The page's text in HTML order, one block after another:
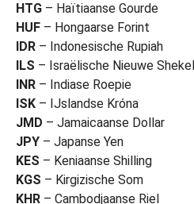
HTG – Haïtiaanse Gourde
HUF – Hongaarse Forint
IDR – Indonesische Rupiah
ILS – Israëlische Nieuwe Shekel
INR – Indiase Roepie
ISK – IJslandse Króna
JMD – Jamaicaanse Dollar
JPY – Japanse Yen
KES – Keniaanse Shilling
KGS – Kirgizische Som
KHR – Cambodjaanse Riel